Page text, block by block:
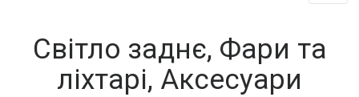
Світло заднє, Фари та
ліхтарі, Аксесуари